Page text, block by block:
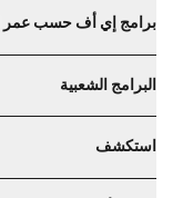
برامج إي أف حسب عمر
البرامج الشعبية
استكشف